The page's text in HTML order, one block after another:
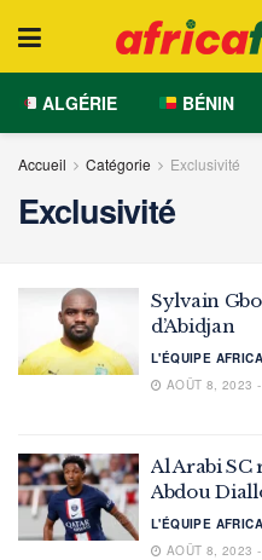
ALGÉRIE BÉNIN
Accueil Catégorie Exclusivité
Exclusivité
Sylvain
d’Abidjan
L'ÉQUIPE
AOÛT 8, 2023
Al Arabi
Abdou
L'ÉQUIPE
AOÛT 8, 2023